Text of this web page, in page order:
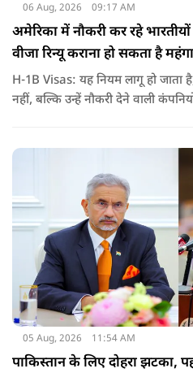
06 Aug, 2026 09:17 AM
अमेरिका में नौकरी कर रहे
वीजा रिन्यू कराना हो सकता है महंगा
H-1B Visas: यह नियम लागू हो जाता है,
नहीं, बल्कि उन्हें नौकरी देने वाली
वीजा का समय-समय पर नवीनीकरण
05 Aug, 2026 11:54 AM
पाकिस्तान के लिए दोहरा झटका,